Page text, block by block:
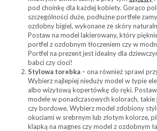
pod choinkę dla każdej kobiety. Gorąco
szczególności duże, podłużne portfele
ozdobny bigiel, wykonane ze skóry
Postaw na model lakierowany, który
portfel z ozdobnym tłoczeniem czy w
Portfel na prezent jest idealny dla
babci czy cioci!
Stylowa torebka – ona również sprawi
Wybierz najlepiej nieduży model w typie
albo wizytową kopertówkę do ręki.
modele w ponadczasowych kolorach, takie
czy bordowe. Wybierz model zdobiony
okuciami w srebrnym lub złotym kolorze,
klapką na magnes czy model z ozdobnym